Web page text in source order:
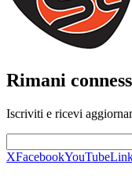
Rimani
Iscriviti e ricevi
XFacebookYouTube